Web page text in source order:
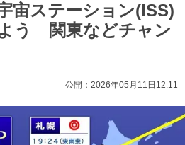
宙ステーション(ISS)
よう 関東などチャン
公開：2026年05月11日12:11